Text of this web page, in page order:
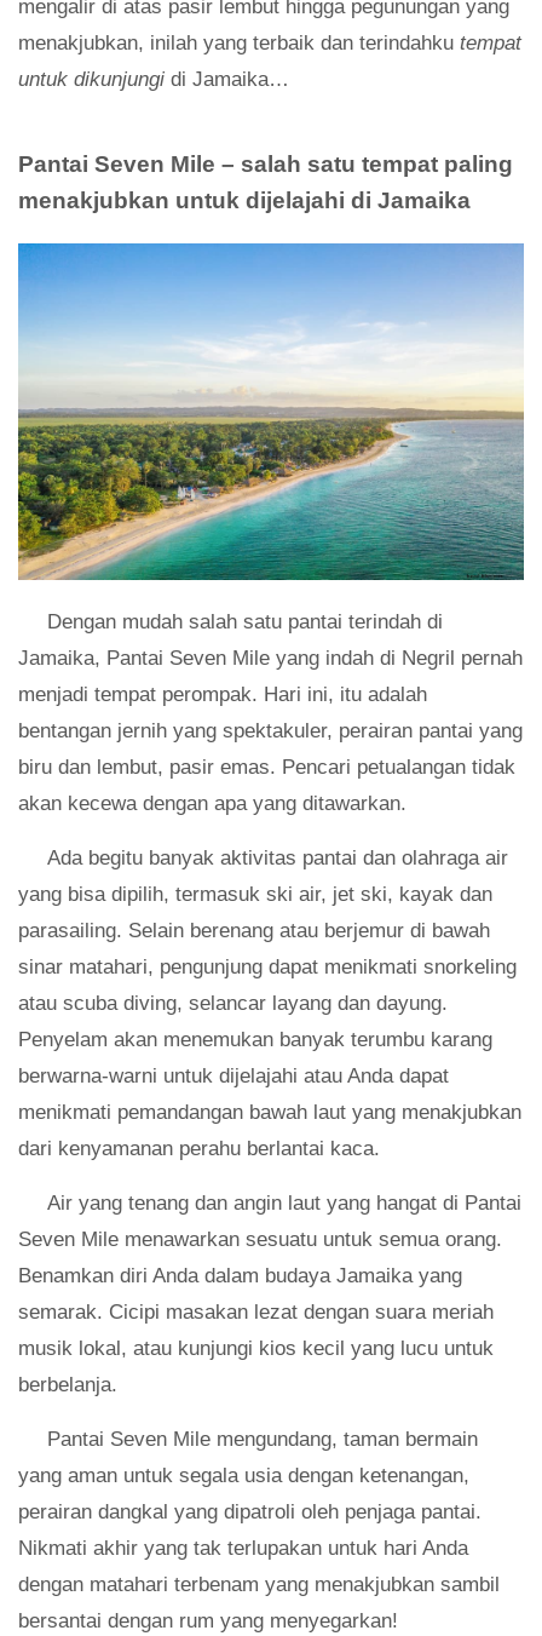
mengalir di atas pasir lembut hingga pegunungan yang
menakjubkan, inilah yang terbaik dan terindahku tempat
untuk dikunjungi di Jamaika…
Pantai Seven Mile – salah satu tempat paling
menakjubkan untuk dijelajahi di Jamaika
Dengan mudah salah satu pantai terindah di
Jamaika, Pantai Seven Mile yang indah di Negril pernah
menjadi tempat perompak. Hari ini, itu adalah
bentangan jernih yang spektakuler, perairan pantai yang
biru dan lembut, pasir emas. Pencari petualangan tidak
akan kecewa dengan apa yang ditawarkan.
Ada begitu banyak aktivitas pantai dan olahraga air
yang bisa dipilih, termasuk ski air, jet ski, kayak dan
parasailing. Selain berenang atau berjemur di bawah
sinar matahari, pengunjung dapat menikmati snorkeling
atau scuba diving, selancar layang dan dayung.
Penyelam akan menemukan banyak terumbu karang
berwarna-warni untuk dijelajahi atau Anda dapat
menikmati pemandangan bawah laut yang menakjubkan
dari kenyamanan perahu berlantai kaca.
Air yang tenang dan angin laut yang hangat di Pantai
Seven Mile menawarkan sesuatu untuk semua orang.
Benamkan diri Anda dalam budaya Jamaika yang
semarak. Cicipi masakan lezat dengan suara meriah
musik lokal, atau kunjungi kios kecil yang lucu untuk
berbelanja.
Pantai Seven Mile mengundang, taman bermain
yang aman untuk segala usia dengan ketenangan,
perairan dangkal yang dipatroli oleh penjaga pantai.
Nikmati akhir yang tak terlupakan untuk hari Anda
dengan matahari terbenam yang menakjubkan sambil
bersantai dengan rum yang menyegarkan!